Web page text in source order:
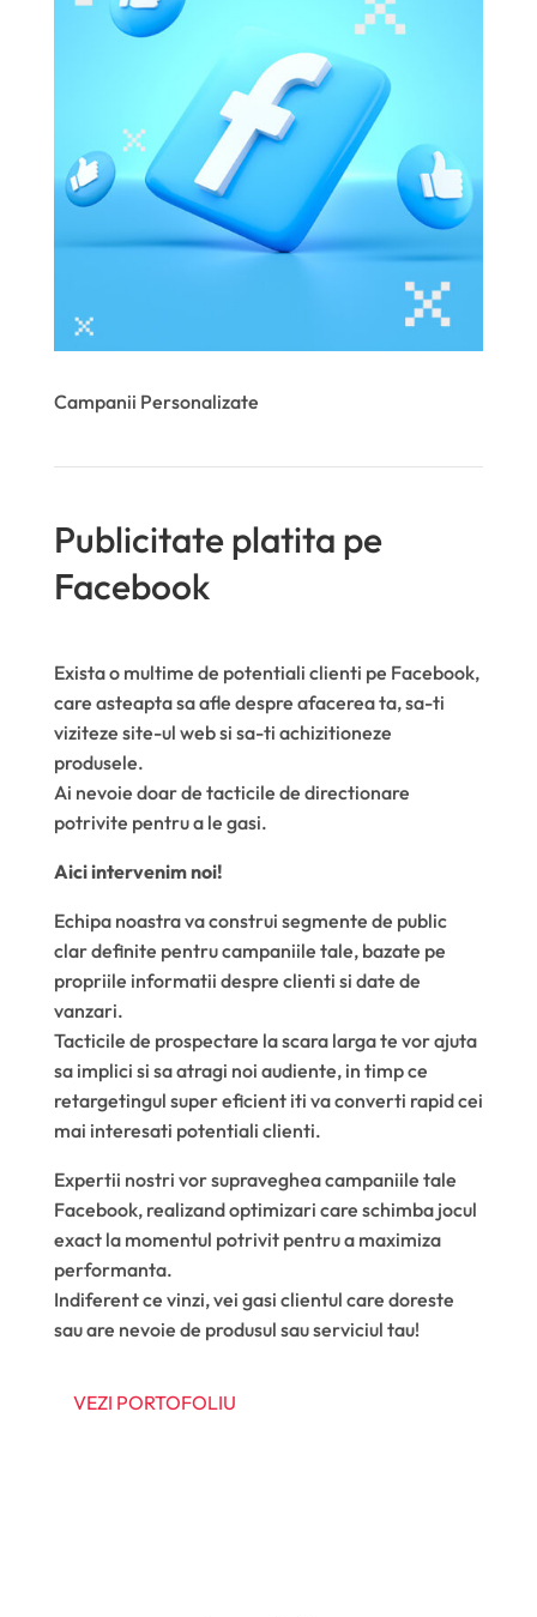
Campanii Personalizate
Publicitate platita pe
Facebook
Exista o multime de potentiali clienti pe Facebook,
care asteapta sa afle despre afacerea ta, sa-ti
viziteze site-ul web si sa-ti achizitioneze
produsele.
Ai nevoie doar de tacticile de directionare
potrivite pentru a le gasi.
Aici intervenim noi!
Echipa noastra va construi segmente de public
clar definite pentru campaniile tale, bazate pe
propriile informatii despre clienti si date de
vanzari.
Tacticile de prospectare la scara larga te vor ajuta
sa implici si sa atragi noi audiente, in timp ce
retargetingul super eficient iti va converti rapid cei
mai interesati potentiali clienti.
Expertii nostri vor supraveghea campaniile tale
Facebook, realizand optimizari care schimba jocul
exact la momentul potrivit pentru a maximiza
performanta.
Indiferent ce vinzi, vei gasi clientul care doreste
sau are nevoie de produsul sau serviciul tau!
VEZI PORTOFOLIU